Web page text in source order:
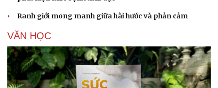
Ranh giới mong manh giữa hài hước và phản cảm
VĂN HỌC